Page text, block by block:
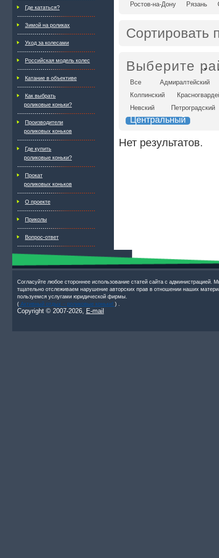
Где кататься?
Зимой на роликах
Уход за колесами
Российская модель колес
Катание в объективе
Как выбрать
роликовые коньки?
Производители
роликовых коньков
Где купить
роликовые коньки?
Прокат
роликовых коньков
О проекте
Приколы
Вопрос-ответ
Ростов-на-Дону
Рязань
Сортировать
Выберите
Все
Адмиралтейский
Колпинский
Невский
Петроградский
Центральный
Нет результатов.
Согласуйте любое стороннее использование статей сайта с администрацией.
тщательно отслеживаем нарушение авторских прав в отношении наших
пользуемся услугами юридической фирмы.
(Активный отдых – роликовые коньки! ) .
Copyright © 2007-2026, E-mail